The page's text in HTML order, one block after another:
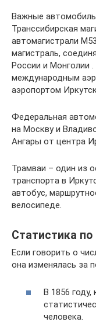
Важные
Транссибирская
автомагистрали
магистраль,
России и Монголии
международным
аэропортом
Федеральная
на Москву и
Ангары от центра
Трамваи – один из
транспорта в
автобус,
велосипеде.
Статистика по
Если говорить о
она изменялась за
В 1856
человека.